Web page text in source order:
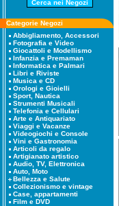
Categorie Negozi
Abbigliamento, Accessori
Fotografia e Video
Giocattoli e Modellismo
Infanzia e Premaman
Informatica e Palmari
Libri e Riviste
Musica e CD
Orologi e Gioielli
Sport, Nautica
Strumenti Musicali
Telefonia e Cellulari
Arte e Antiquariato
Viaggi e Vacanze
Videogiochi e Console
Vini e Gastronomia
Articoli da regalo
Artigianato artistico
Audio, TV, Elettronica
Auto, Moto
Bellezza e Salute
Collezionismo e vintage
Case, appartamenti
Film e DVD